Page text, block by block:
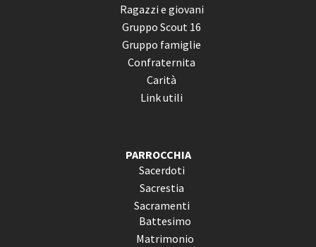
Ragazzi e giovani
Gruppo Scout 16
Gruppo famiglie
Confraternita
Carità
Link utili
PARROCCHIA
Sacerdoti
Sacrestia
Sacramenti
Battesimo
Matrimonio